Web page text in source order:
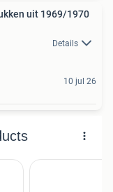
uit 1969/1970
Details
10 jul 26